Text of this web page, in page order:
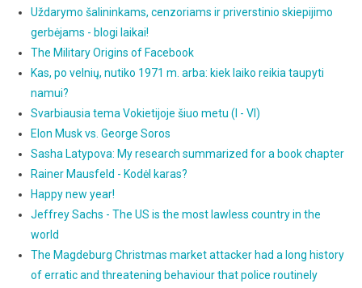
Uždarymo šalininkams, cenzoriams ir priverstinio skiepijimo
gerbėjams - blogi laikai!
The Military Origins of Facebook
Kas, po velnių, nutiko 1971 m. arba: kiek laiko reikia taupyti
namui?
Svarbiausia tema Vokietijoje šiuo metu (I - VI)
Elon Musk vs. George Soros
Sasha Latypova: My research summarized for a book chapter
Rainer Mausfeld - Kodėl karas?
Happy new year!
Jeffrey Sachs - The US is the most lawless country in the
world
The Magdeburg Christmas market attacker had a long history
of erratic and threatening behaviour that police routinely